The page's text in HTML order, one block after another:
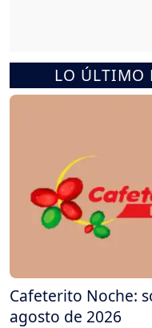
LO ÚLTIMO
Cafeterito Noche:
agosto de 2026